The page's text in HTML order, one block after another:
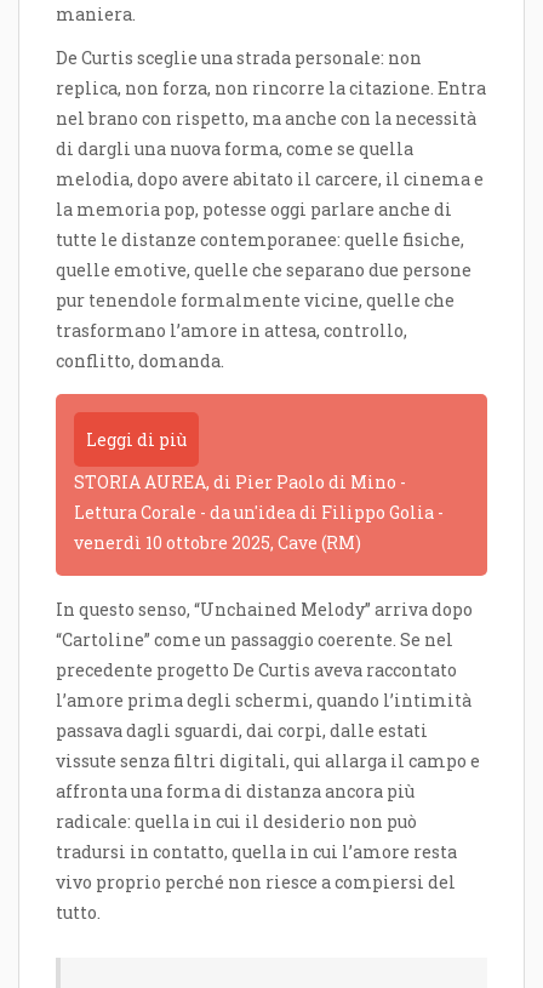
maniera.
De Curtis sceglie una strada personale: non
replica, non forza, non rincorre la citazione. Entra
nel brano con rispetto, ma anche con la necessità
di dargli una nuova forma, come se quella
melodia, dopo avere abitato il carcere, il cinema e
la memoria pop, potesse oggi parlare anche di
tutte le distanze contemporanee: quelle fisiche,
quelle emotive, quelle che separano due persone
pur tenendole formalmente vicine, quelle che
trasformano l’amore in attesa, controllo,
conflitto, domanda.
Leggi di più
STORIA AUREA, di Pier Paolo di Mino -
Lettura Corale - da un'idea di Filippo Golia -
venerdì 10 ottobre 2025, Cave (RM)
In questo senso, “Unchained Melody” arriva dopo
“Cartoline” come un passaggio coerente. Se nel
precedente progetto De Curtis aveva raccontato
l’amore prima degli schermi, quando l’intimità
passava dagli sguardi, dai corpi, dalle estati
vissute senza filtri digitali, qui allarga il campo e
affronta una forma di distanza ancora più
radicale: quella in cui il desiderio non può
tradursi in contatto, quella in cui l’amore resta
vivo proprio perché non riesce a compiersi del
tutto.